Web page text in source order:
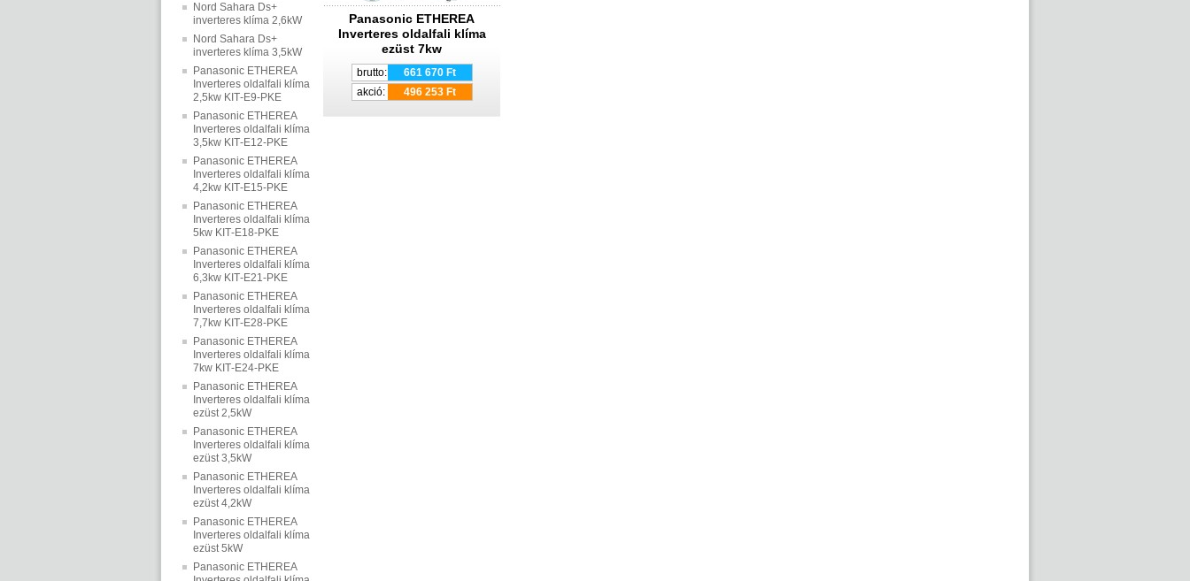
Nord Sahara Ds+
inverteres klíma 2,6kW
Nord Sahara Ds+
inverteres klíma 3,5kW
Panasonic ETHEREA
Inverteres oldalfali klíma
2,5kw KIT‐E9‐PKE
Panasonic ETHEREA
Inverteres oldalfali klíma
3,5kw KIT‐E12‐PKE
Panasonic ETHEREA
Inverteres oldalfali klíma
4,2kw KIT‐E15‐PKE
Panasonic ETHEREA
Inverteres oldalfali klíma
5kw KIT‐E18‐PKE
Panasonic ETHEREA
Inverteres oldalfali klíma
6,3kw KIT‐E21‐PKE
Panasonic ETHEREA
Inverteres oldalfali klíma
7,7kw KIT‐E28‐PKE
Panasonic ETHEREA
Inverteres oldalfali klíma
7kw KIT‐E24‐PKE
Panasonic ETHEREA
Inverteres oldalfali klíma
ezüst 2,5kW
Panasonic ETHEREA
Inverteres oldalfali klíma
ezüst 3,5kW
Panasonic ETHEREA
Inverteres oldalfali klíma
ezüst 4,2kW
Panasonic ETHEREA
Inverteres oldalfali klíma
ezüst 5kW
Panasonic ETHEREA
Panasonic ETHEREA
Inverteres oldalfali klíma
ezüst 7kw
brutto:
661 670 Ft
akció:
496 253 Ft